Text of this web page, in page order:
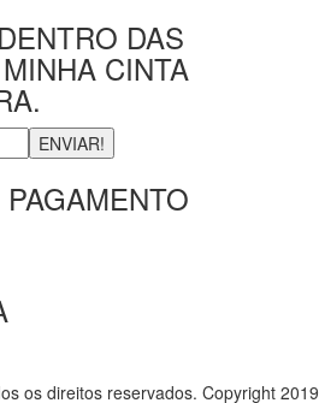
DAS
CINTA
ENVIAR!
os direitos reservados. Copyright 2019